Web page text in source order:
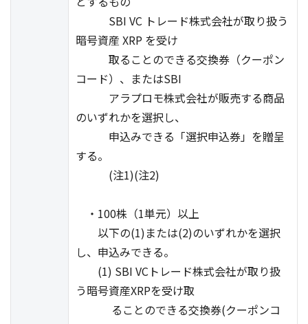
SBI VC トレード株式会社が取り扱う
暗号資産 XRP を受け
取ることのできる交換券（クーポン
コード）、またはSBI
アラプロモ株式会社が販売する商品
のいずれかを選択し、
申込みできる「選択申込券」を贈呈
する。
(注1)(注2)
・100株（1単元）以上
以下の(1)または(2)のいずれかを選択
し、申込みできる。
(1) SBI VCトレード株式会社が取り扱
う暗号資産XRPを受け取
ることのできる交換券(クーポンコ